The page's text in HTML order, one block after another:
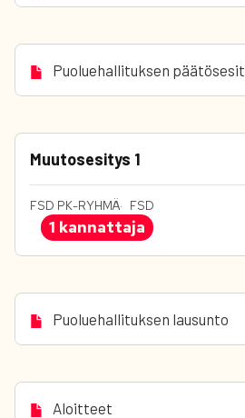
Puoluehallituksen
Muutosesitys 1
FSD PK-RYHMÄ FSD
1 kannattaja
Puoluehallituksen lausunto
Aloitteet